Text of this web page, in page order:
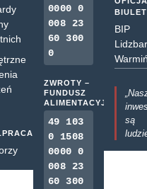
0000 0
008 23
60 300
0
ZWROTY –
FUNDUSZ
ALIMENTACYJNY
49 103
0 1508
0000 0
008 23
60 300
BIP
są